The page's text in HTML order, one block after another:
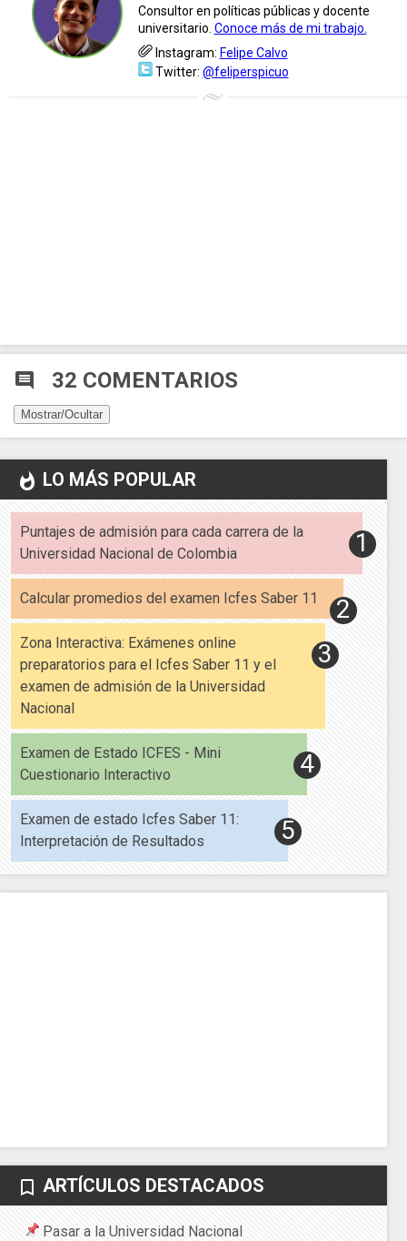
Consultor en políticas públicas y docente
universitario. Conoce más de mi trabajo.
Instagram: Felipe Calvo
Twitter: @feliperspicuo
comment 32 COMENTARIOS
Mostrar/Ocultar
whatshot LO MÁS POPULAR
Puntajes de admisión para cada carrera de la
Universidad Nacional de Colombia
Calcular promedios del examen Icfes Saber 11
Zona Interactiva: Exámenes online
preparatorios para el Icfes Saber 11 y el
examen de admisión de la Universidad
Nacional
Examen de Estado ICFES - Mini
Cuestionario Interactivo
Examen de estado Icfes Saber 11:
Interpretación de Resultados
bookmark_border ARTÍCULOS DESTACADOS
Pasar a la Universidad Nacional